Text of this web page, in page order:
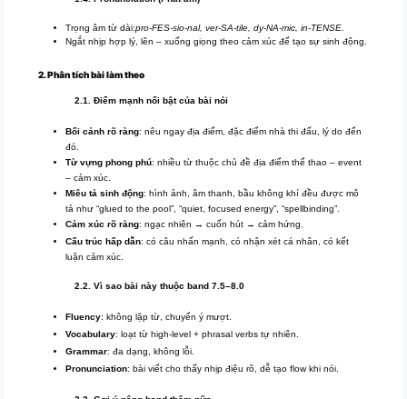
Trọng âm từ dài:pro-FES-sio-nal, ver-SA-tile, dy-NA-mic, in-TENSE.
Ngắt nhịp hợp lý, lên – xuống giọng theo cảm xúc để tạo sự sinh động.
2. Phân tích bài làm theo
2.1. Điểm mạnh nổi bật của bài nói
Bối cảnh rõ ràng: nêu ngay địa điểm, đặc điểm nhà thi đấu, lý do đến
đó.
Từ vựng phong phú: nhiều từ thuộc chủ đề địa điểm thể thao – event
– cảm xúc.
Miêu tả sinh động: hình ảnh, âm thanh, bầu không khí đều được mô
tả như “glued to the pool”, “quiet, focused energy”, “spellbinding”.
Cảm xúc rõ ràng: ngạc nhiên → cuốn hút → cảm hứng.
Cấu trúc hấp dẫn: có câu nhấn mạnh, có nhận xét cá nhân, có kết
luận cảm xúc.
2.2. Vì sao bài này thuộc band 7.5–8.0
Fluency: không lặp từ, chuyển ý mượt.
Vocabulary: loạt từ high-level + phrasal verbs tự nhiên.
Grammar: đa dạng, không lỗi.
Pronunciation: bài viết cho thấy nhịp điệu rõ, dễ tạo flow khi nói.